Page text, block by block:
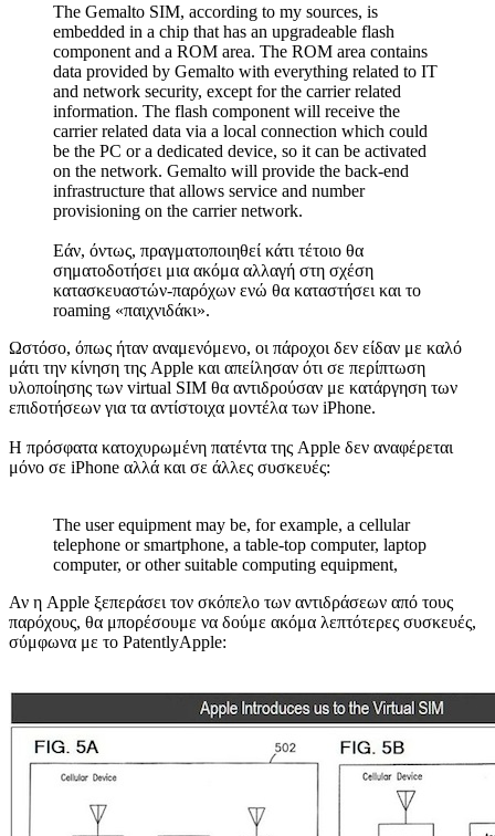
The Gemalto SIM, according to my sources, is
embedded in a chip that has an upgradeable flash
component and a ROM area. The ROM area contains
data provided by Gemalto with everything related to IT
and network security, except for the carrier related
information. The flash component will receive the
carrier related data via a local connection which could
be the PC or a dedicated device, so it can be activated
on the network. Gemalto will provide the back-end
infrastructure that allows service and number
provisioning on the carrier network.
Εάν, όντως, πραγματοποιηθεί κάτι τέτοιο θα
σηματοδοτήσει μια ακόμα αλλαγή στη σχέση
κατασκευαστών-παρόχων ενώ θα καταστήσει και το
roaming «παιχνιδάκι».
Ωστόσο, όπως ήταν αναμενόμενο, οι πάροχοι δεν είδαν με καλό
μάτι την κίνηση της Apple και απείλησαν ότι σε περίπτωση
υλοποίησης των virtual SIM θα αντιδρούσαν με κατάργηση των
επιδοτήσεων για τα αντίστοιχα μοντέλα των iPhone.
Η πρόσφατα κατοχυρωμένη πατέντα της Apple δεν αναφέρεται
μόνο σε iPhone αλλά και σε άλλες συσκευές:
The user equipment may be, for example, a cellular
telephone or smartphone, a table-top computer, laptop
computer, or other suitable computing equipment,
Αν η Apple ξεπεράσει τον σκόπελο των αντιδράσεων από τους
παρόχους, θα μπορέσουμε να δούμε ακόμα λεπτότερες συσκευές,
σύμφωνα με το PatentlyApple: